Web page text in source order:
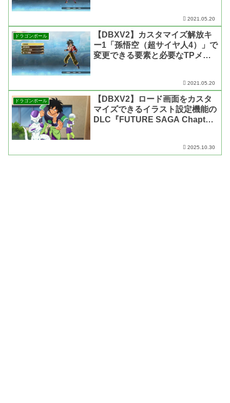
2021.05.20
ドラゴンボール
【DBXV2】カスタマイズ解放キ
ー1「孫悟空（超サイヤ人4）」で
変更できる要素と必要なTPメダ
2021.05.20
ドラゴンボール
【DBXV2】ロード画面をカスタ
マイズできるイラスト設定機能の
DLC『FUTURE SAGA Chapter
2025.10.30